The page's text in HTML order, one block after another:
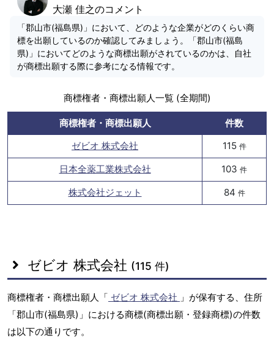
大瀬 佳之のコメント
「郡山市(福島県)」において、どのような企業がどのくらい商
標を出願しているのか確認してみましょう。「郡山市(福島
県)」においてどのような商標出願がされているのかは、自社
が商標出願する際に参考になる情報です。
商標権者・商標出願人一覧 (全期間)
商標権者・商標出願人
件数
ゼビオ 株式会社
115 件
日本全薬工業株式会社 103 件
株式会社ジェット 84 件
ゼビオ 株式会社 (115 件)
商標権者・商標出願人「 ゼビオ 株式会社 」が保有する、住所
「郡山市(福島県)」における商標(商標出願・登録商標)の件数
は以下の通りです。